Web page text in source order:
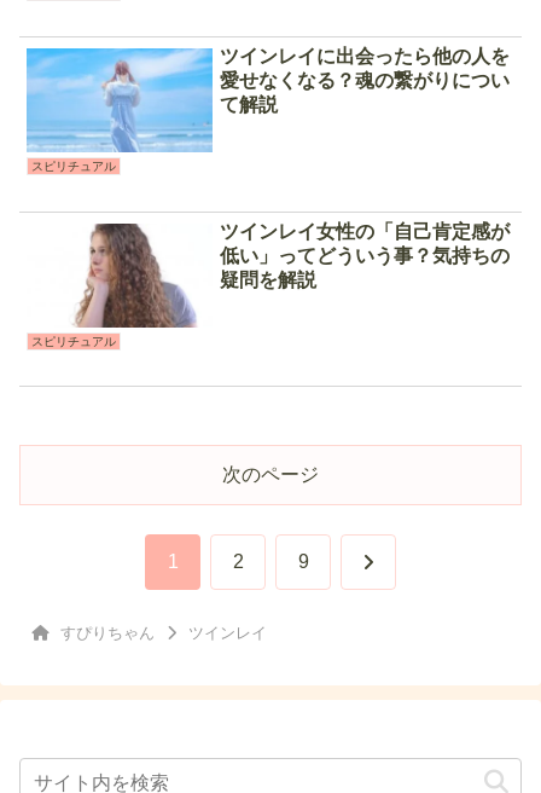
スピリチュアル
ツインレイに出会ったら他の人を
愛せなくなる？魂の繋がりについ
て解説
スピリチュアル
ツインレイ女性の「自己肯定感が
低い」ってどういう事？気持ちの
疑問を解説
次のページ
1 2 9 次
すぴりちゃん ツインレイ